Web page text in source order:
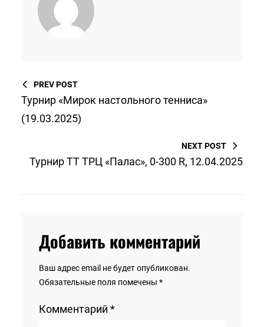
PREV POST
Турнир «Мирок настольного тенниса»
(19.03.2025)
NEXT POST
Турнир ТТ ТРЦ «Палас», 0-300 R, 12.04.2025
Добавить комментарий
Ваш адрес email не будет опубликован.
Обязательные поля помечены *
Комментарий *